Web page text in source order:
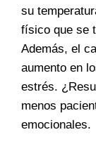
su
físico que se
Además, el
aumento en
estrés.
menos
emocionales.